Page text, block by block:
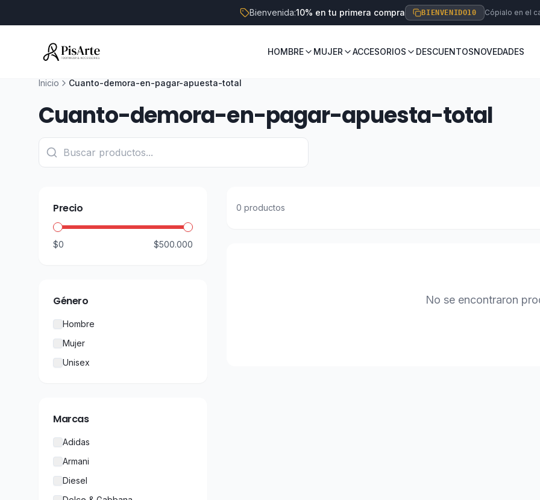
Bienvenida:10% en tu primera compra BIENVENIDO10 Cópialo en el
HOMBRE MUJER ACCESORIOS DESCUENTOSNOVEDADES
Inicio Cuanto-demora-en-pagar-apuesta-total
Cuanto-demora-en-pagar-apuesta-total
Precio
$0 $500.000
Género
Hombre
Mujer
Unisex
Marcas
Adidas
Armani
Diesel
0 productos
No se encontraron